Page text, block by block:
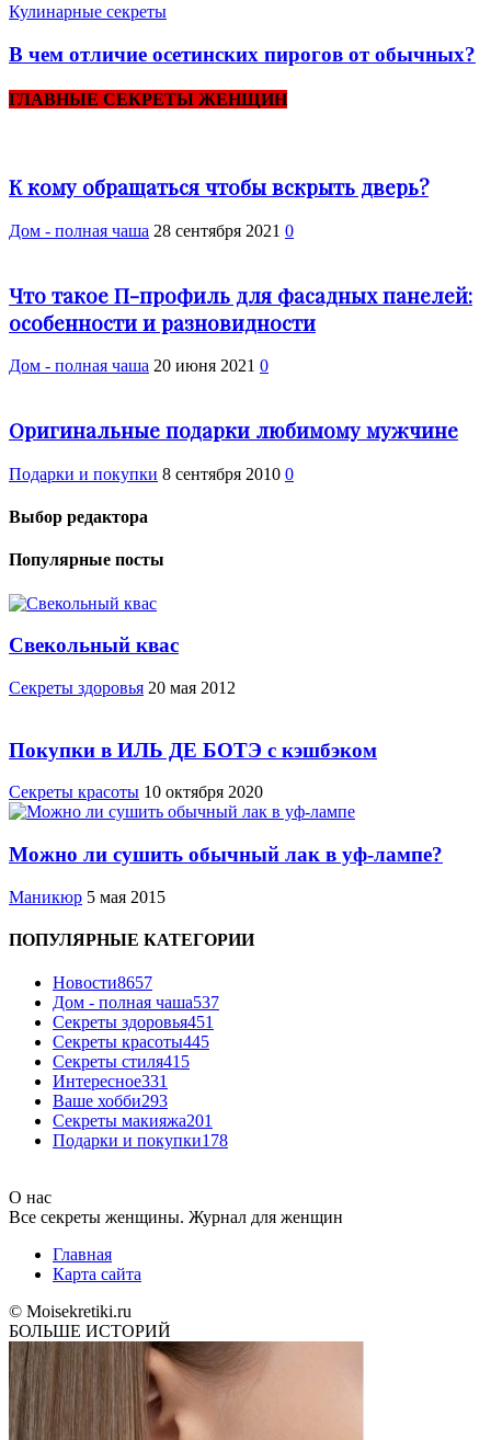
Кулинарные секреты
В чем отличие осетинских пирогов от обычных?
ГЛАВНЫЕ СЕКРЕТЫ ЖЕНЩИН
К кому обращаться чтобы вскрыть дверь?
Дом - полная чаша 28 сентября 2021 0
Что такое П-профиль для фасадных панелей:
особенности и разновидности
Дом - полная чаша 20 июня 2021 0
Оригинальные подарки любимому мужчине
Подарки и покупки 8 сентября 2010 0
Выбор редактора
Популярные посты
Свекольный квас
Cекреты здоровья 20 мая 2012
Покупки в ИЛЬ ДЕ БОТЭ с кэшбэком
Секреты красоты 10 октября 2020
Можно ли сушить обычный лак в уф-лампе?
Маникюр 5 мая 2015
ПОПУЛЯРНЫЕ КАТЕГОРИИ
Новости8657
Дом - полная чаша537
Cекреты здоровья451
Секреты красоты445
Секреты стиля415
Интересное331
Ваше хобби293
Секреты макияжа201
Подарки и покупки178
О нас
Все секреты женщины. Журнал для женщин
Главная
Карта сайта
© Moisekretiki.ru
БОЛЬШЕ ИСТОРИЙ